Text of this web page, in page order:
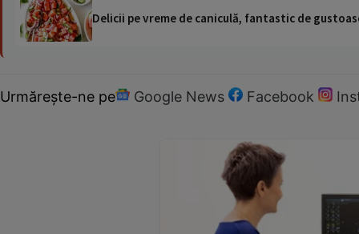
Delicii pe vreme de caniculă, fantastic de
Urmărește-ne pe Google News Facebook